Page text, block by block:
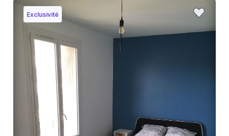
Exclusivité